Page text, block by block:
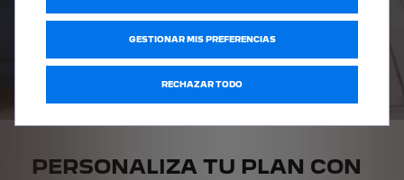
PERSONALIZA TU PLAN CON
GESTIONAR MIS PREFERENCIAS
RECHAZAR TODO